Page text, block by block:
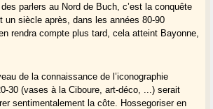
parlers au Nord de Buch, c’est la conquête
un siècle après, dans les années 80-90
rendra compte plus tard, cela atteint Bayonne,
de la connaissance de l’iconographie
30 (vases à la Ciboure, art-déco, ...) serait
sentimentalement la côte. Hossegoriser en